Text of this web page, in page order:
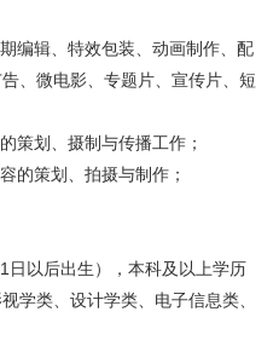
辑、特效包装、动画制作、配
、微电影、专题片、宣传片、短
划、摄制与传播工作；
策划、拍摄与制作；
以后出生），本科及以上学历
学类、设计学类、电子信息类、